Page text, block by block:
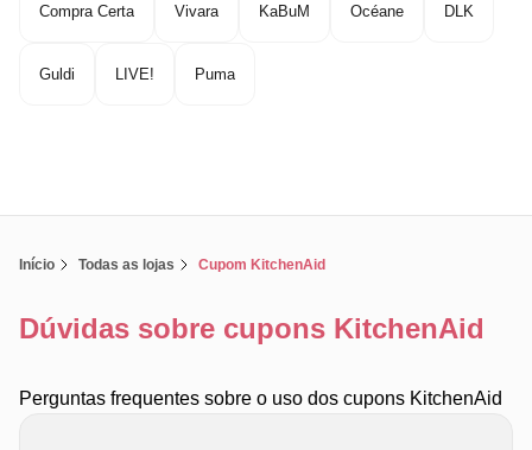
Compra Certa Vivara KaBuM Océane DLK
Guldi LIVE! Puma
Início Todas as lojas Cupom KitchenAid
Dúvidas sobre cupons KitchenAid
Perguntas frequentes sobre o uso dos cupons KitchenAid